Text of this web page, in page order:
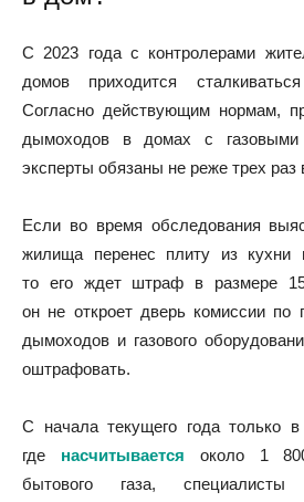
С 2023 года с контролерами
домов приходится
Согласно действующим нормам,
дымоходов в домах с
эксперты обязаны не реже трех раз
Если во время обследования
жилища перенес плиту из кухни
то его ждет штраф в размере
он не откроет дверь комиссии по
дымоходов и газового
оштрафовать.
С начала текущего года только в
где насчитывается около 1
бытового газа, специалисты